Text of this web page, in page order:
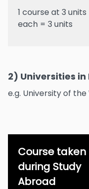
1 course at 3 units
each = 3 units
2) Universities in
e.g. University of
Course taken
during Study
Abroad